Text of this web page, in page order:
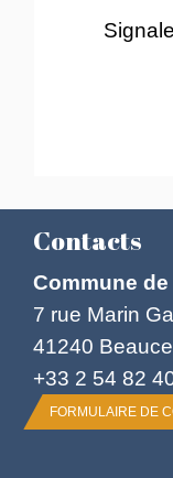
Contacts
Commune
7 rue Marin
41240
+33 2 54 82
FORMULAIRE DE